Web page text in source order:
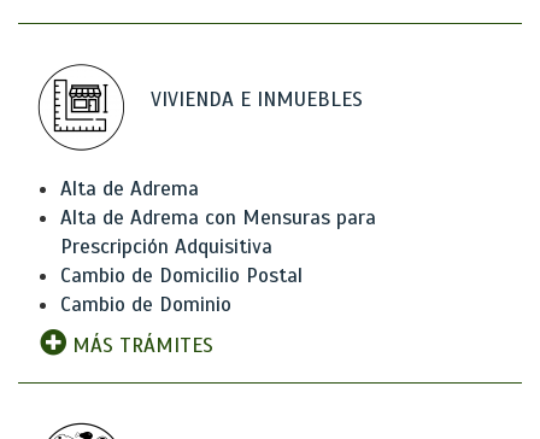
VIVIENDA E INMUEBLES
Alta de Adrema
Alta de Adrema con Mensuras para
Prescripción Adquisitiva
Cambio de Domicilio Postal
Cambio de Dominio
MÁS TRÁMITES